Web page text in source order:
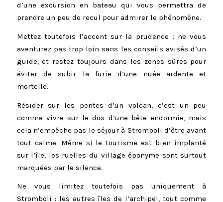
d’une excursion en bateau qui vous permettra de
prendre un peu de recul pour admirer le phénomène.
Mettez toutefois l’accent sur la prudence ; ne vous
aventurez pas trop loin sans les conseils avisés d’un
guide, et restez toujours dans les zones sûres pour
éviter de subir la furie d’une nuée ardente et
mortelle.
Résider sur les pentes d’un volcan, c’est un peu
comme vivre sur le dos d’une bête endormie, mais
cela n’empêche pas le séjour à Stromboli d’être avant
tout calme. Même si le tourisme est bien implanté
sur l’île, les ruelles du village éponyme sont surtout
marquées par le silence.
Ne vous limitez toutefois pas uniquement à
Stromboli : les autres îles de l’archipel, tout comme